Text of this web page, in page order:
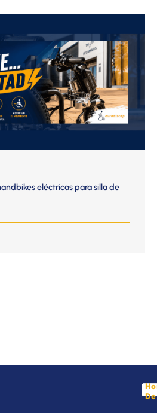
eléctricas para silla de